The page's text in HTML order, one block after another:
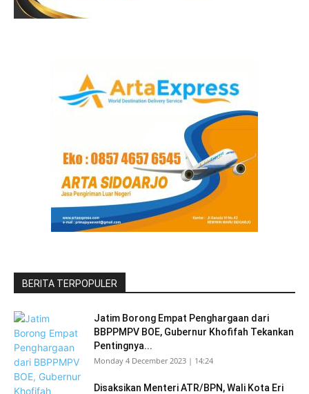
BERITA TERPOPULER
Jatim Borong Empat Penghargaan dari
BBPPMPV BOE, Gubernur Khofifah Tekankan
Pentingnya...
Monday 4 December 2023 | 14:24
Disaksikan Menteri ATR/BPN, Wali Kota Eri